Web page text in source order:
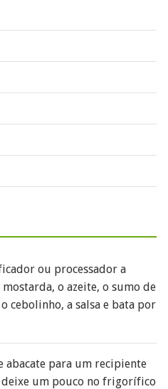
ou processador a
o azeite, o sumo de
cebolinho, a salsa e bata por
abacate para um recipiente
deixe um pouco no frigorífico